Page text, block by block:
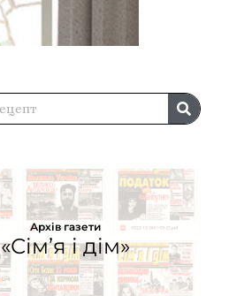
Архів газети
«Сім’я і дім»